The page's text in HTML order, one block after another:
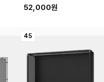
52,000원
45